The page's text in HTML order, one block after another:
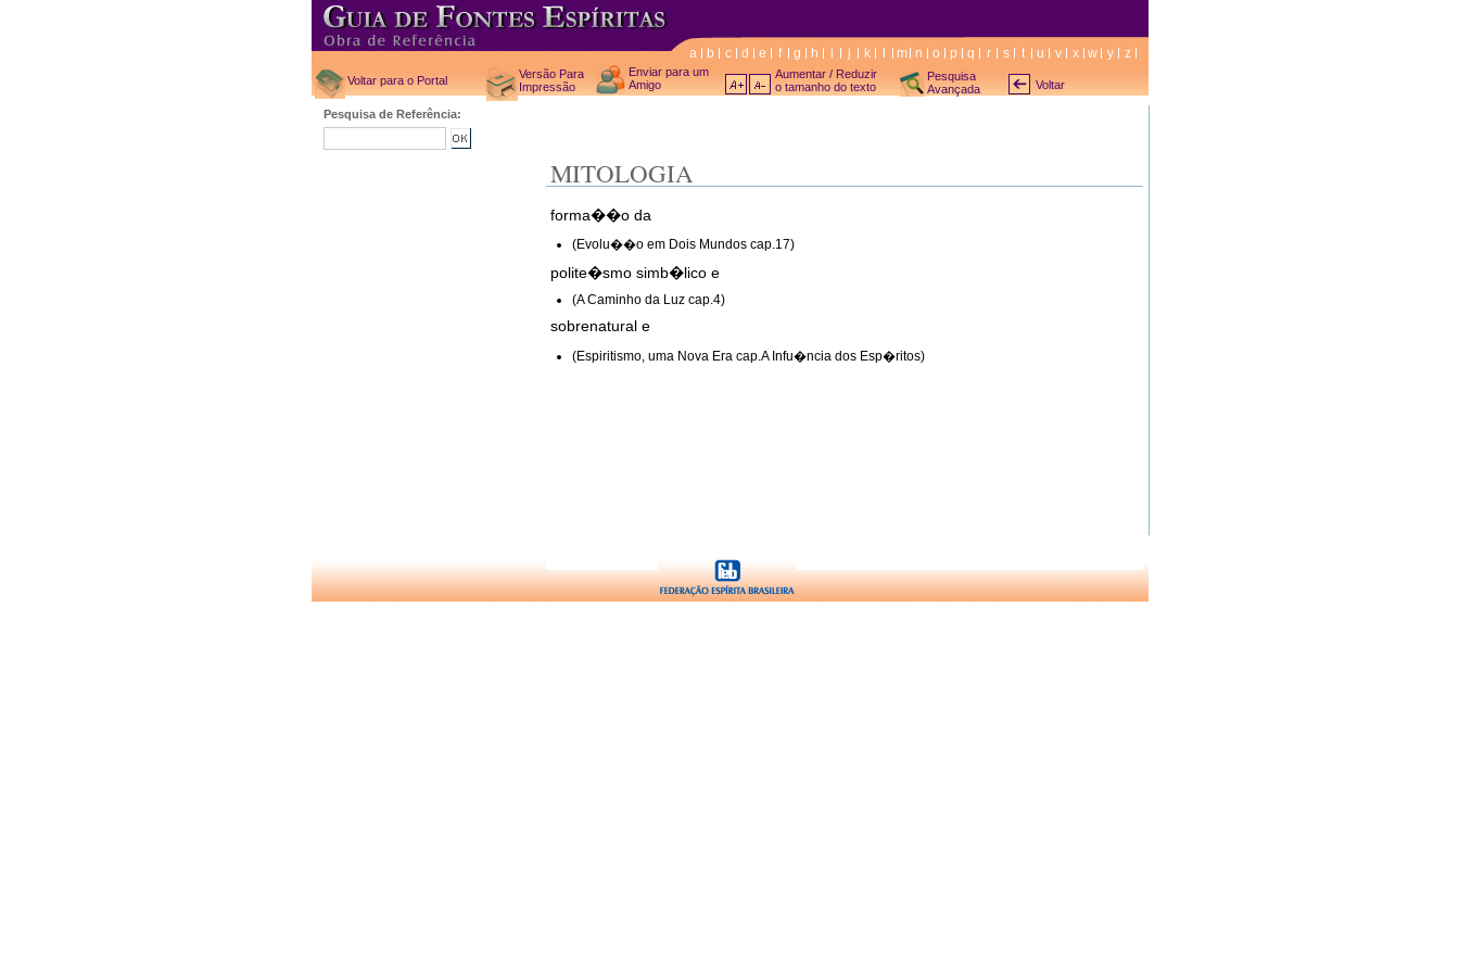
a b c d e f g h i j k m n o p q r s t u v x w y z
Voltar para o Portal
Versão Para
Impressão
Enviar para um
Amigo
Aumentar / Reduzir
o tamanho do texto
Pesquisa
Avançada
Voltar
Pesquisa de Referência:
MITOLOGIA
forma��o da
(Evolu��o em Dois Mundos cap.17)
polite�smo simb�lico e
(A Caminho da Luz cap.4)
sobrenatural e
(Espiritismo, uma Nova Era cap.A Infu�ncia dos Esp�ritos)